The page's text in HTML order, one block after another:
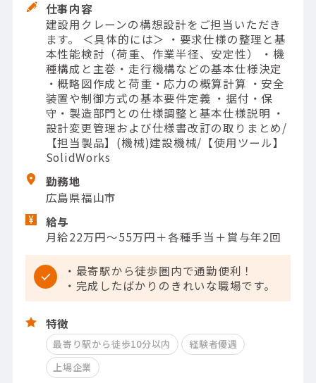
仕事内容
建設用クレーンの構想設計をご担当いただき
ます。 ＜具体的には＞ ・要求仕様の整理と基
本性能検討（荷重、作業半径、安定性） ・機
種構成と主巻・走行機構などの基本仕様決定
・概略図作成と荷重・応力の概算計算 ・安全
装置や制御方式の基本要件定義 ・据付・保
守・製造部門との仕様調整と基本仕様説明 ・
設計変更管理および仕様書改訂の取りまとめ/
【担当製品】(機械)建設機械/【使用ツール】
SolidWorks
勤務地
広島県福山市
給与
月給22万円～55万円＋各種手当＋賞与年2回
・最寄駅から徒歩圏内で通勤便利！
・完成したばかりのきれいな職場です。
特徴
最寄り駅から徒歩10分以内
経験者優遇
上場企業